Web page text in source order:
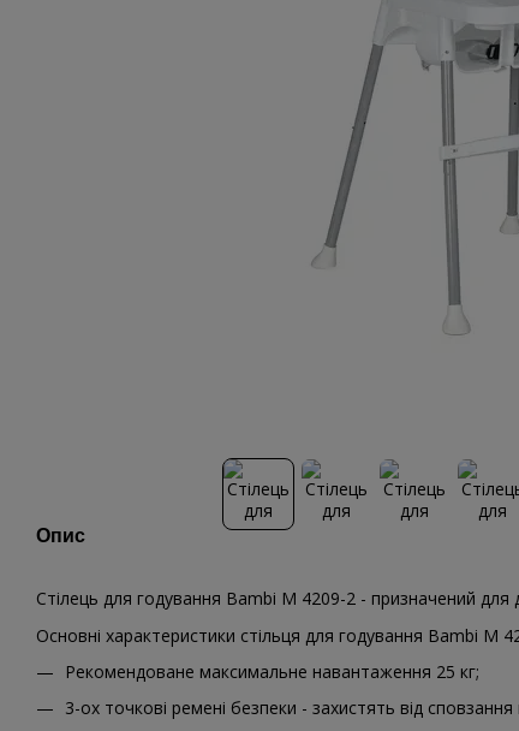
Опис
Стілець для годування Bambi M 4209-2 - призначений для
Основні характеристики стільця для годування Bambi M
Рекомендоване максимальне навантаження 25 кг;
3-ох точкові ремені безпеки - захистять від